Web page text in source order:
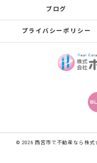
ブログ
プライバシーポリシー
© 2026 西宮市で不動産なら株式